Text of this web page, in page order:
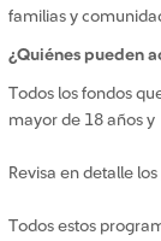
familias y
¿Quiénes pueden
Todos los fondos
mayor de 18 años y
Revisa en detalle los
Todos estos